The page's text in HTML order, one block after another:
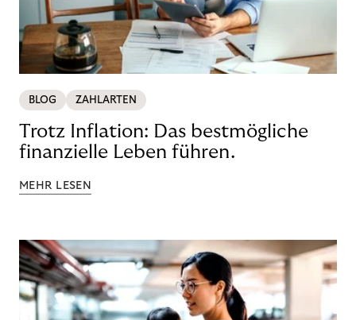
BLOG ZAHLARTEN
Trotz Inflation: Das bestmögliche
finanzielle Leben führen.
MEHR LESEN